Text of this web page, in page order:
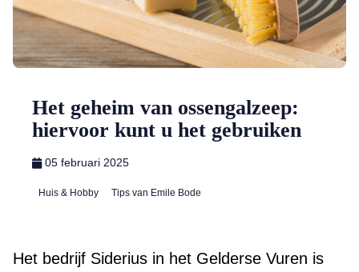
Het geheim van ossengalzeep:
hiervoor kunt u het gebruiken
05 februari 2025
Huis & Hobby Tips van Emile Bode
Het bedrijf Siderius in het Gelderse Vuren is